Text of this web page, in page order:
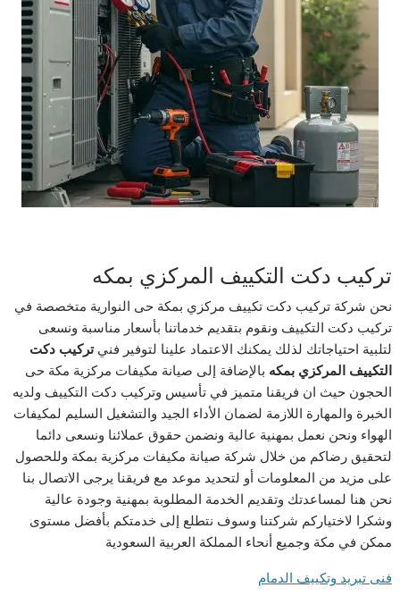
تركيب دكت التكييف المركزي بمكه
نحن شركة تركيب دكت تكييف مركزي بمكة حى النوارية متخصصة في
تركيب دكت التكييف ونقوم بتقديم خدماتنا بأسعار مناسبة ونسعى
لتلبية احتياجاتك لذلك يمكنك الاعتماد علينا لتوفير فنيتركيب دكت
التكييف المركزي بمكه بالإضافة إلى صيانة مكيفات مركزية مكة حى
الحجون حيث ان فريقنا متميز في تأسيس وتركيب دكت التكييف ولديه
الخبرة والمهارة اللازمة لضمان الأداء الجيد والتشغيل السليم لمكيفات
الهواء ونحن نعمل بمهنية عالية ونضمن حقوق عملائنا ونسعى دائما
لتحقيق رضاكم من خلال شركة صيانة مكيفات مركزية بمكة وللحصول
على مزيد من المعلومات أو لتحديد موعد مع فريقنا يرجى الاتصال بنا
نحن هنا لمساعدتك وتقديم الخدمة المطلوبة بمهنية وجودة عالية
وشكرا لاختياركم شركتنا وسوف نتطلع إلى خدمتكم بأفضل مستوى
ممكن في مكة وجميع أنحاء المملكة العربية السعودية
فنى تبريد وتكييف الدمام